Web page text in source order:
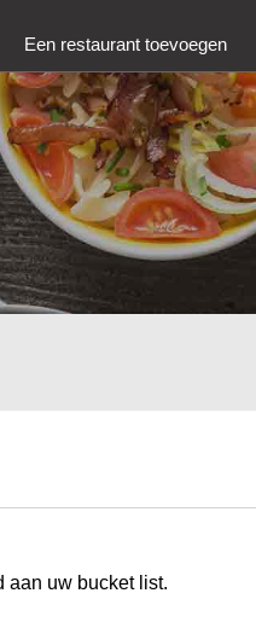
Een restaurant toevoegen
aan uw bucket list.